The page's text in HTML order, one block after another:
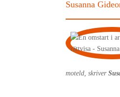
Susanna
moteld, skriver